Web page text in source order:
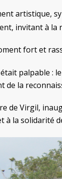
artistique,
invitant à la
fort et
palpable :
de la
de Virgil,
à la solidarité